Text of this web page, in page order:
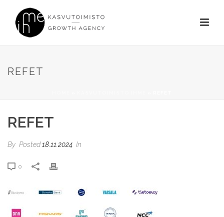
REFET
REFET
By Posted18.11.2024 In
0